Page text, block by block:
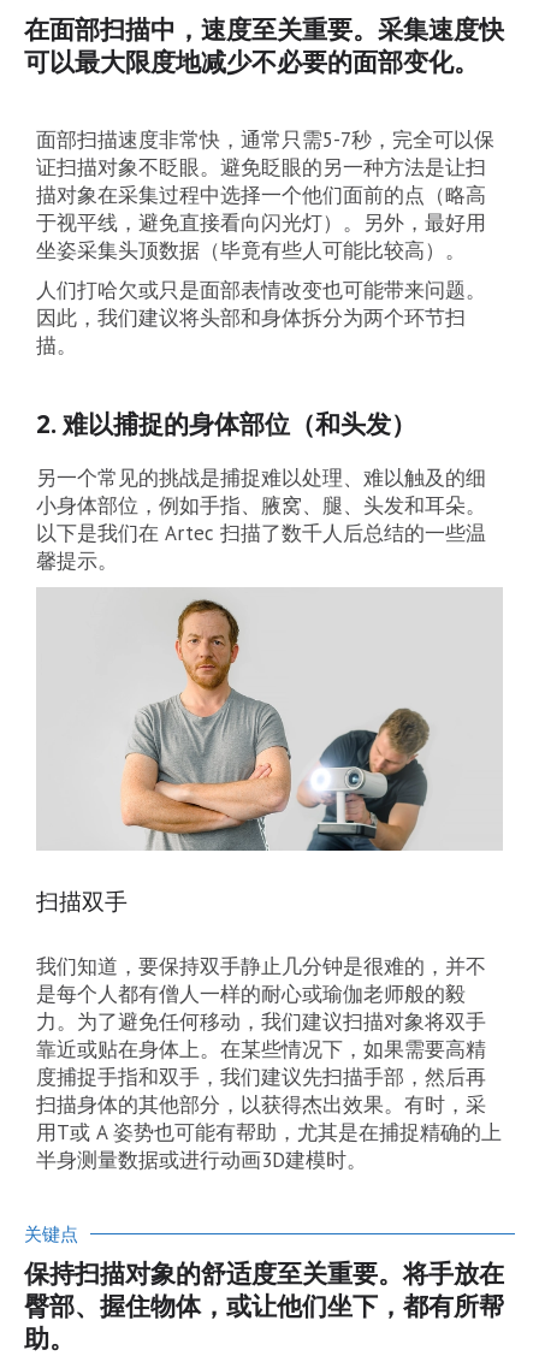
在面部扫描中，速度至关重要。采集速度快
可以最大限度地减少不必要的面部变化。
面部扫描速度非常快，通常只需5-7秒，完全可以保
证扫描对象不眨眼。避免眨眼的另一种方法是让扫
描对象在采集过程中选择一个他们面前的点（略高
于视平线，避免直接看向闪光灯）。另外，最好用
坐姿采集头顶数据（毕竟有些人可能比较高）。
人们打哈欠或只是面部表情改变也可能带来问题。
因此，我们建议将头部和身体拆分为两个环节扫
描。
2. 难以捕捉的身体部位（和头发）
另一个常见的挑战是捕捉难以处理、难以触及的细
小身体部位，例如手指、腋窝、腿、头发和耳朵。
以下是我们在 Artec 扫描了数千人后总结的一些温
馨提示。
扫描双手
我们知道，要保持双手静止几分钟是很难的，并不
是每个人都有僧人一样的耐心或瑜伽老师般的毅
力。为了避免任何移动，我们建议扫描对象将双手
靠近或贴在身体上。在某些情况下，如果需要高精
度捕捉手指和双手，我们建议先扫描手部，然后再
扫描身体的其他部分，以获得杰出效果。有时，采
用T或 A 姿势也可能有帮助，尤其是在捕捉精确的上
半身测量数据或进行动画3D建模时。
关键点
保持扫描对象的舒适度至关重要。将手放在
臀部、握住物体，或让他们坐下，都有所帮
助。